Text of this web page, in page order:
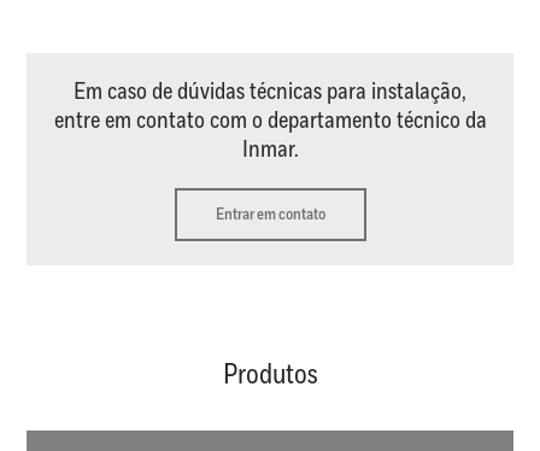
Em caso de dúvidas técnicas para instalação,
entre em contato com o departamento técnico da
Inmar.
Entrar em contato
Produtos